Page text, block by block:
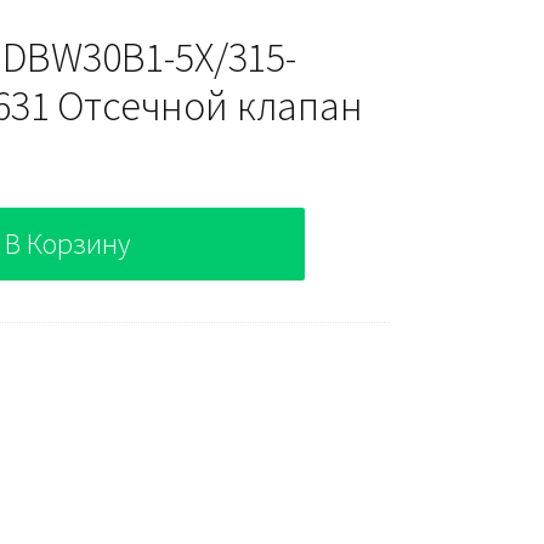
5X/315-
Отсечной клапан
В Корзину